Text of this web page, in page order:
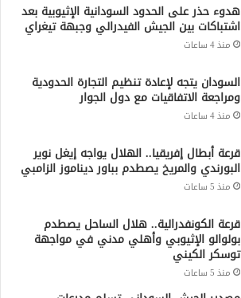
هدوء حذر على الحدود السودانية الإثيوبية بعد
اشتباكات بين الجيش الفيدرالي وجبهة تيغراي
منذ 4 ساعات
السودان يتجه لإعادة تنظيم التجارة الحدودية
ومراجعة الاتفاقيات مع دول الجوار
منذ 4 ساعات
قرعة أبطال إفريقيا.. الهلال يواجه إيغل نوير
البورندي والمريخ يصطدم بباور ديناموز الزامبي
منذ 5 ساعات
قرعة الكونفدرالية.. هلال الساحل يصطدم
بولوالو الإثيوبي وأهلي مدني في مواجهة
توسكر الكيني
منذ 5 ساعات